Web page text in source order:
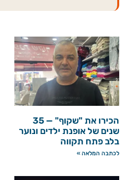
הכירו את "שקוף" — 35
שנים של אופנת ילדים ונוער
בלב פתח תקווה
לכתבה המלאה »